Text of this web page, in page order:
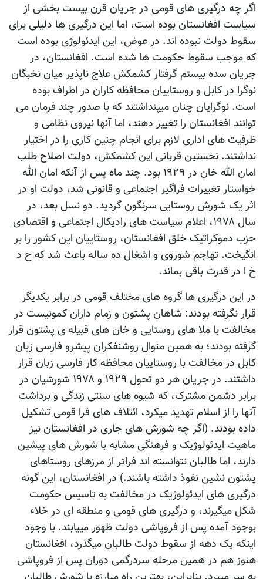
اگر چه درگیری های قومی در جریان قرن بیست بخشی از
سیاست افغانستان بوده است، اما این درگیری ها دلیلی برای
سقوط دولت نبوده اند. در عوض، این ایدئولوژی بوده است
که موجب سقوط حکومت ها شده است. افغانستان، در
جریان سده بیستم گرفتار کشمکش علاج ناپذیر میان نخبگان
نوگرا در کابل و روستاییان محافظه کاران در اطراف بوده
است. نوگرایان چنان میپنداشتند که با صدور چند فرمان می
توانند افغانستان را تغییر دهند، اما آنها نیروی نظامی و
ظرفیت های اداری لازم برای انجام چنین کاری را در اختیار
نداشتند. نخستین قربانی این کشمکش، دولت اصلاح طلب
امان الله خان در ۱۹۲۹ بود. چند ماه پس از آنکه امان الله
خواستار تغییرات فراگیر اجتماعی و قانونی شد، دولت او در
اثر یک شورش روستایی سرنگون گردید. دو نسل بعد، در
سال ۱۹۷۸، اعلام سیاست های رادیکال اجتماعی و اقتصادی
حزب دموکراتیک خلق افغانستان، روستاییان این کشور را بر
انگیخت. تهاجم شوروی و اشغال ده ساله باعث شد که ح د
خ ا در قدرت باقی بماند.
در این درگیری ها گروه های مختلف قومی در برابر یکدیگر
قرار نگرفته بودند: شاهان پشتون و زمام داران کمونیست در
مخالفت با ملا های روستایی و خان های قبیله ی پشتون قرار
گرفته بودند؛ به همین منوال روشنفکران پیشرو فارسی زبان
کابل در مخالفت با روستاییان محافظه کار فارسی زبان قرار
داشتند. در جریان هر دو تحول ۱۹۲۹ و ۱۹۷۸ شورشیان در
برابر دشمن مشترک، که شیوه های سنتی زندگی و برداشت
آنها را از اسلام تهدید میکرد، ائتلاف های فرا قومی تشکیل
داده بودند. (اگر چه شورش های جاری در افغانستان نیز
ماهیت ایدئولوژیک و فرهنگی مشابه با شورش های پیشین
دارند، اما طالبان نتوانسته اند فراتر از مرزهای روستاهای
پشتون نشین نفوذ داشته باشند.) در افغانستان، این گونه
درگیری های ایدئولوژیک در مخالفت به تاسیس حکومت
شکل میگیرند، و درگیری های قومی و منطقه ای در خلاء
بوجود آمده پس از فروپاشی دولت ظهور مییابند. با وجود
اینکه یک دهه از سقوط دولت طالبان میگذرد، افغانستان
هنوز هم در همین مرحله سردرگمی دوران پس از فروپاشی